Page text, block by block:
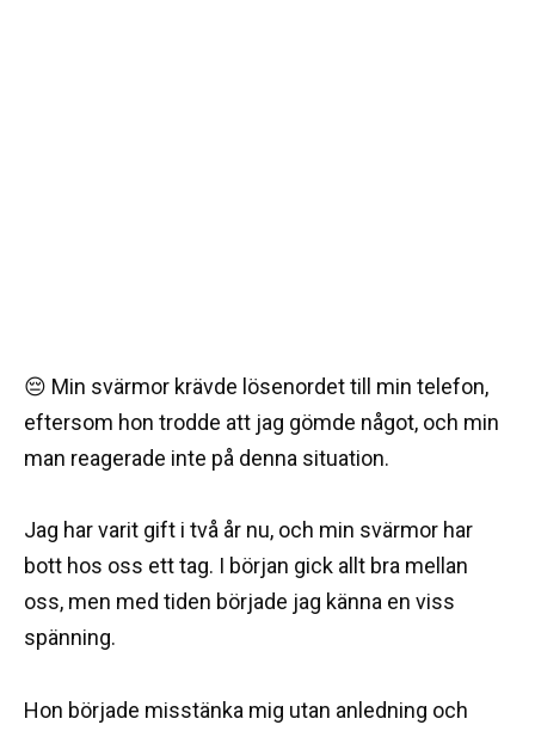
😔 Min svärmor krävde lösenordet till min telefon,
eftersom hon trodde att jag gömde något, och min
man reagerade inte på denna situation.
Jag har varit gift i två år nu, och min svärmor har
bott hos oss ett tag. I början gick allt bra mellan
oss, men med tiden började jag känna en viss
spänning.
Hon började misstänka mig utan anledning och